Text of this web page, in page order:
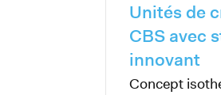
Unités de
CBS avec
innovant
Concept